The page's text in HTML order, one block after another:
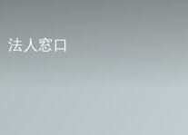
法人窓口